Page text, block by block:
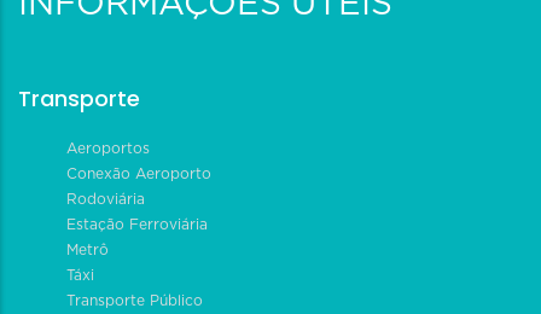
Transporte
Aeroportos
Conexão Aeroporto
Rodoviária
Estação Ferroviária
Metrô
Táxi
Transporte Público